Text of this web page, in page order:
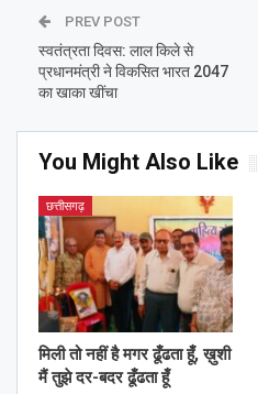
PREV POST
स्वतंत्रता दिवस: लाल किले से
प्रधानमंत्री ने विकसित भारत 2047
का खाका खींचा
You Might Also Like
छत्तीसगढ़
मिली तो नहीं है मगर ढूँढता हूँ, ख़ुशी
मैं तुझे दर-बदर ढूँढता हूँ